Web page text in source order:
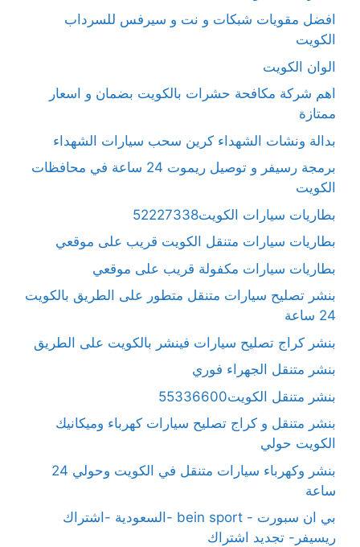
افضل مقويات شبكات و نت و سيرفس للسرداب
الكويت
الوان الكويت
اهم شركة مكافحة حشرات بالكويت بضمان و اسعار
ممتازة
بدالة ونشات الشهداء كرين سحب سيارات الشهداء
برمجة رسيفر و توصيل ريموت 24 ساعة في محافظات
الكويت
بطاريات سيارات الكويت52227338
بطاريات سيارات متنقل الكويت قريب على موقعي
بطاريات سيارات مكفولة قريب على موقعي
بنشر تصليح سيارات متنقل متطور على الطريق بالكويت
24 ساعة
بنشر كراج تصليح سيارات فينشر بالكويت على الطريق
بنشر متنقل الجهراء فوري
بنشر متنقل الكويت55336600
بنشر متنقل و كراج تصليح سيارات كهرباء وميكانيك
الكويت حولي
بنشر وكهرباء سيارات متنقل في الكويت وحولي 24
ساعة
بي ان سبورت - bein sport -السعودية -اشتراك
ريسيفر- تجديد اشتراك